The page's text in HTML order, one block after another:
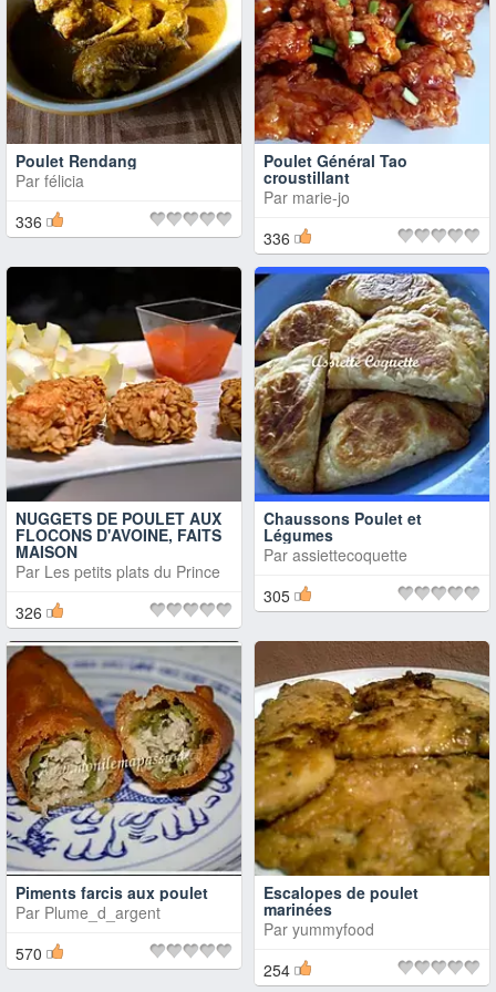
Poulet Rendang
Par félicia
336
Poulet Général Tao
croustillant
Par marie-jo
336
NUGGETS DE POULET AUX
FLOCONS D'AVOINE, FAITS
MAISON
Par Les petits plats du Prince
326
Chaussons Poulet et
Légumes
Par assiettecoquette
305
Piments farcis aux poulet
Par Plume_d_argent
570
Escalopes de poulet
marinées
Par yummyfood
254